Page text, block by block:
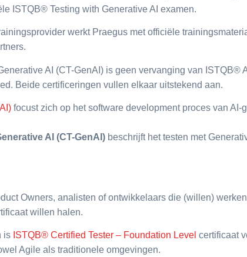
ISTQB® Testing with Generative AI examen.
werkt Praegus met officiële
AI (CT-GenAI) is geen vervanging van
Beide certificeringen vullen elkaar uitstekend aan.
focust zich op het software development proces van
AI (CT-GenAI) beschrijft het testen met
Owners, analisten of ontwikkelaars die (willen)
willen halen.
is ISTQB® Certified Tester – Foundation Level certificaat
Agile als traditionele omgevingen.